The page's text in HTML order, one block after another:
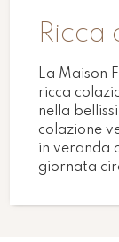
Ricca
La Maison
ricca
nella
colazione
in veranda
giornata